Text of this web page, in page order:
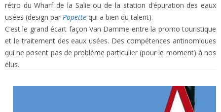
rétro du Wharf de la Salie ou de la station d’épuration des eaux
usées (design par Popettequi a bien du talent).
C’est le grand écart façon Van Damme entre la promo touristique
et le traitement des eaux usées. Des compétences antinomiques
qui ne posent pas de problème particulier (pour le moment) à nos
élus.